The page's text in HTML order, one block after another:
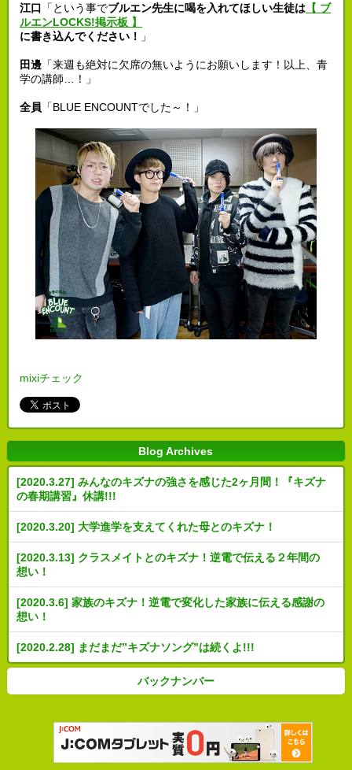
江口 「という事でブルエン先生に喝を入れてほしい生徒は【 ブ
ルエンLOCKS!掲示板 】
に書き込んでください！
」
田邊「来週も絶対に欠席の無いようにお願いします！以上、青
学の講師…！」
全員 「BLUE ENCOUNTでした～！」
mixiチェック
Blog Archives
[2020.3.27] みんなのキズナの強さを感じた2ヶ月間！『キズナ
の春期講習』休講!!!
[2020.3.20] 大学進学を支えてくれた母とのキズナ！
[2020.3.13] クラスメイトとのキズナ！逆電で伝える２年間の
想い！
[2020.3.6] 家族のキズナ！逆電で変化した家族に伝える感謝の
想い！
[2020.2.28] まだまだ”キズナソング”は続くよ!!!
バックナンバー